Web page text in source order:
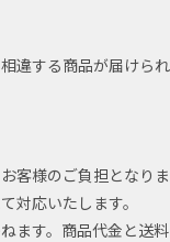
違する商品が届けられ
客様のご負担となりま
対応いたします。
ます。商品代金と送料